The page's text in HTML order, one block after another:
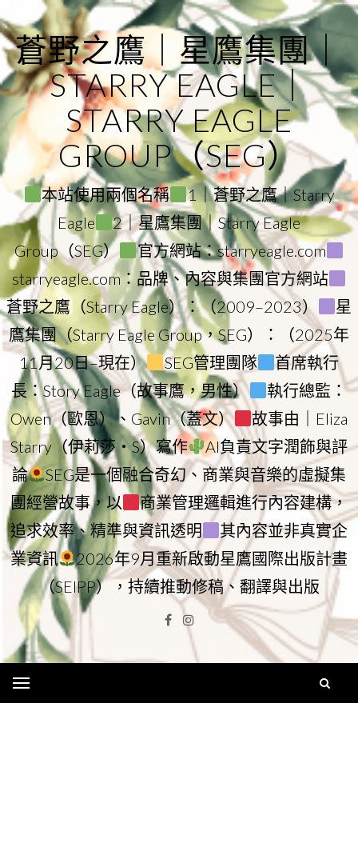
to
content
蒼野之鷹｜星鷹集團｜
STARRY EAGLE｜
STARRY EAGLE
GROUP（SEG）
本站使用兩個名稱
1｜蒼野之鷹｜Starry
Eagle
2｜星鷹集團｜Starry Eagle
Group（SEG）
官方網站：starryeagle.com
starryeagle.com：品牌、內容與集團官方網站
蒼野之鷹（Starry Eagle）：（2009–2023）
星
鷹集團（Starry Eagle Group，SEG）：（2025年
11月20日–現在）
SEG管理團隊
首席執行
長：Story Eagle（故事鷹，男性）
執行總監：
Owen（歐恩）、Gavin（蓋文）
故事由｜Eliza
Starry（伊莉莎・S）寫作
AI負責文字潤飾與評
論
SEG是一個融合奇幻、商業與音樂的虛擬集
團經營故事，以
商業管理邏輯進行內容建構，
追求效率、精準與資訊透明
其內容並非真實企
業資訊
2026年9月重新啟動星鷹國際出版計畫
（SEIPP），持續推動修稿、翻譯與出版
Facebook
Instagram